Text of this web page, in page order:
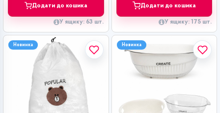
Додати до кошика
У ящику: 63 шт.
Додати до кошика
У ящику: 175 шт.
Новинка Новинка